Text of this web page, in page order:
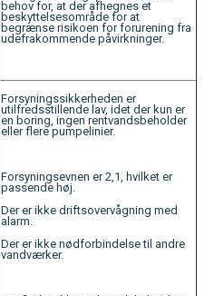
behov for, at der afhegnes et
beskyttelsesområde for at
begrænse risikoen for forurening fra
udefrakommende påvirkninger.
Forsyningssikkerheden er
utilfredsstillende lav, idet der kun er
en boring, ingen rentvandsbeholder
eller flere pumpelinier.
Forsyningsevnen er 2,1, hvilket er
passende høj.
Der er ikke driftsovervågning med
alarm.
Der er ikke nødforbindelse til andre
vandværker.